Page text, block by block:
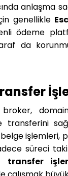
anlaşma
genellikle
ödeme
da
broker,
transferini
işlemleri,
süreci
transfer